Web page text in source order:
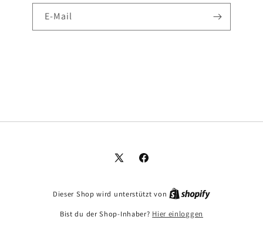
E-Mail
X
Facebook
Dieser Shop wird unterstützt von
Bist du der Shop-Inhaber? Hier einloggen